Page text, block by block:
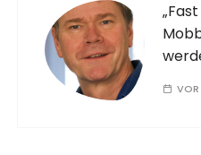
VOR